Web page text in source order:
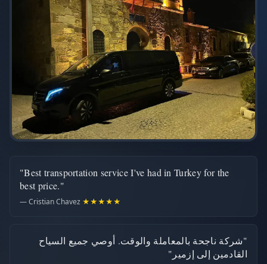
"Best transportation service I've had in Turkey for the
best price."
— Cristian Chavez ★★★★★
"شركة ناجحة بالمعاملة والوقت. أوصي جميع السياح
القادمين إلى إزمير"